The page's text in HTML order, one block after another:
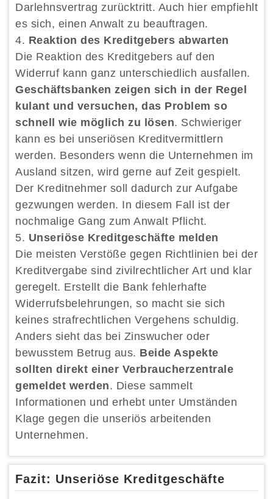
Darlehnsvertrag zurücktritt. Auch hier empfiehlt
es sich, einen Anwalt zu beauftragen.
Reaktion des Kreditgebers abwarten
Die Reaktion des Kreditgebers auf den
Widerruf kann ganz unterschiedlich ausfallen.
Geschäftsbanken zeigen sich in der Regel
kulant und versuchen, das Problem so
schnell wie möglich zu lösen. Schwieriger
kann es bei unseriösen Kreditvermittlern
werden. Besonders wenn die Unternehmen im
Ausland sitzen, wird gerne auf Zeit gespielt.
Der Kreditnehmer soll dadurch zur Aufgabe
gezwungen werden. In diesem Fall ist der
nochmalige Gang zum Anwalt Pflicht.
Unseriöse Kreditgeschäfte melden
Die meisten Verstöße gegen Richtlinien bei der
Kreditvergabe sind zivilrechtlicher Art und klar
geregelt. Erstellt die Bank fehlerhafte
Widerrufsbelehrungen, so macht sie sich
keines strafrechtlichen Vergehens schuldig.
Anders sieht das bei Zinswucher oder
bewusstem Betrug aus. Beide Aspekte
sollten direkt einer Verbraucherzentrale
gemeldet werden. Diese sammelt
Informationen und erhebt unter Umständen
Klage gegen die unseriös arbeitenden
Unternehmen.
Fazit: Unseriöse Kreditgeschäfte